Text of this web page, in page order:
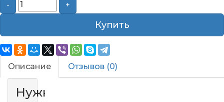
- +
Купить
Описание Отзывов (0)
Нужна